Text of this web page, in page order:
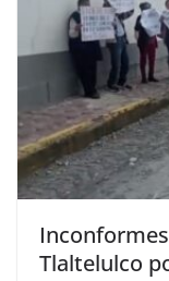
Tlaltelulco